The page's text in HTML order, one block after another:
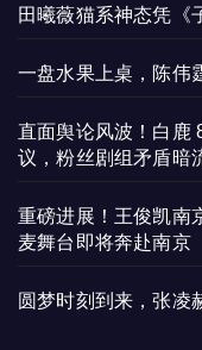
田曦薇猫系神态凭《
一盘水果上桌，陈伟
直面舆论风波！白鹿
议，粉丝剧组矛盾暗
重磅进展！王俊凯南
麦舞台即将奔赴南京
圆梦时刻到来，张凌